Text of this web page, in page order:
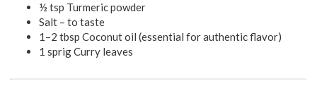
½ tsp Turmeric powder
Salt – to taste
1–2 tbsp Coconut oil (essential for authentic flavor)
1 sprig Curry leaves